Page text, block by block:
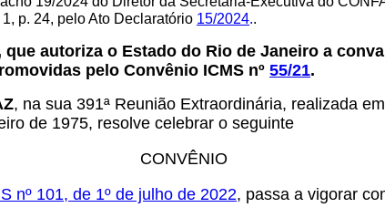
p. 24, pelo Ato Declaratório 15/2024..
que autoriza o Estado do Rio de Janeiro a
pelo Convênio ICMS nº 55/21.
, na sua 391ª Reunião Extraordinária, realizada
de 1975, resolve celebrar o seguinte
CONVÊNIO
nº 101, de 1º de julho de 2022, passa a vigorar